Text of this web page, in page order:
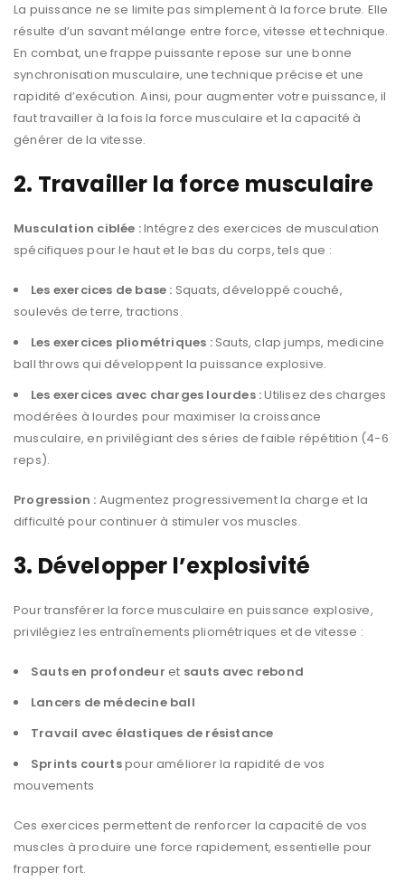
La puissance ne se limite pas simplement à la force brute. Elle
résulte d’un savant mélange entre force, vitesse et technique.
En combat, une frappe puissante repose sur une bonne
synchronisation musculaire, une technique précise et une
rapidité d’exécution. Ainsi, pour augmenter votre puissance, il
faut travailler à la fois la force musculaire et la capacité à
générer de la vitesse.
2. Travailler la force musculaire
Musculation ciblée :Intégrez des exercices de musculation
spécifiques pour le haut et le bas du corps, tels que :
Les exercices de base : Squats, développé couché,
soulevés de terre, tractions.
Les exercices pliométriques :Sauts, clap jumps, medicine
ball throws qui développent la puissance explosive.
Les exercices avec charges lourdes :Utilisez des charges
modérées à lourdes pour maximiser la croissance
musculaire, en privilégiant des séries de faible répétition (4-6
reps).
Progression : Augmentez progressivement la charge et la
difficulté pour continuer à stimuler vos muscles.
3. Développer l’explosivité
Pour transférer la force musculaire en puissance explosive,
privilégiez les entraînements pliométriques et de vitesse :
Sauts en profondeur et sauts avec rebond
Lancers de médecine ball
Travail avec élastiques de résistance
Sprints courtspour améliorer la rapidité de vos
mouvements
Ces exercices permettent de renforcer la capacité de vos
muscles à produire une force rapidement, essentielle pour
frapper fort.